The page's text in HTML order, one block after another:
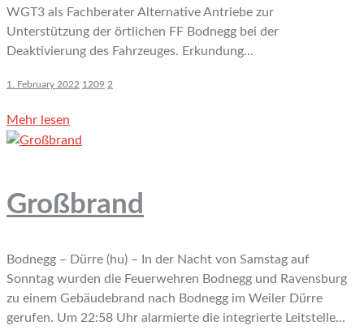
WGT3 als Fachberater Alternative Antriebe zur
Unterstützung der örtlichen FF Bodnegg bei der
Deaktivierung des Fahrzeuges. Erkundung...
1. February 2022 1209 2
Mehr lesen
Großbrand
Bodnegg – Dürre (hu) – In der Nacht von Samstag auf
Sonntag wurden die Feuerwehren Bodnegg und Ravensburg
zu einem Gebäudebrand nach Bodnegg im Weiler Dürre
gerufen. Um 22:58 Uhr alarmierte die integrierte Leitstelle...